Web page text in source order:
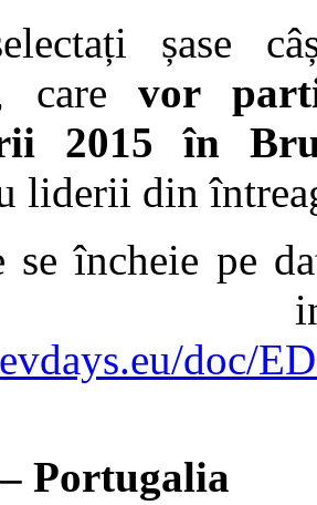
șase
carevor
2015 în
liderii din
se încheie pe
doc/
Portugalia